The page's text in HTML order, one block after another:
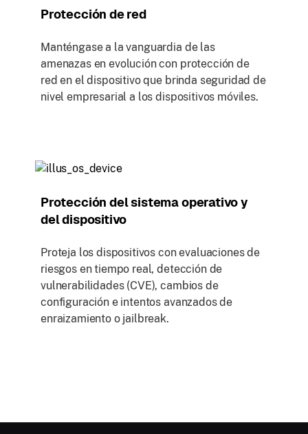
Protección de red
Manténgase a la vanguardia de las
amenazas en evolución con protección de
red en el dispositivo que brinda seguridad de
nivel empresarial a los dispositivos móviles.
Protección del sistema operativo y
del dispositivo
Proteja los dispositivos con evaluaciones de
riesgos en tiempo real, detección de
vulnerabilidades (CVE), cambios de
configuración e intentos avanzados de
enraizamiento o jailbreak.